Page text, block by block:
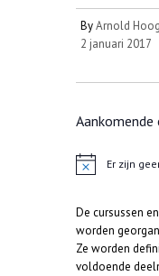
ByArnold
2 januari 2017
c
h
t
Er zijn
De cursussen
worden
Ze worden
voldoende